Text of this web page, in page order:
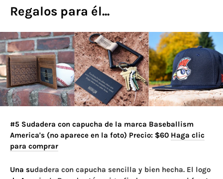
Regalos para él...
#5 Sudadera con capucha de la marca Baseballism
America's (no aparece en la foto) Precio: $60 Haga clic
para comprar
Una sudadera con capucha sencilla y bien hecha. El logo